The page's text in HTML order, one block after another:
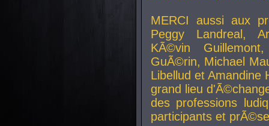
MERCI aussi aux
Peggy Landreal,
KÃ©vin
GuÃ©rin, Michael
Libellud et Amandine
grand lieu
des professions
participants et